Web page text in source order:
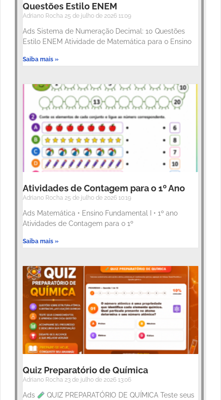
Questões Estilo ENEM
Adriano Rocha 25 de julho de 2026 11:09
Ads Sistema de Numeração Decimal: 10 Questões
Estilo ENEM Atividade de Matemática para o Ensino
Saiba mais »
Atividades de Contagem para o 1º Ano
Adriano Rocha 25 de julho de 2026 10:19
Ads Matemática • Ensino Fundamental I • 1º ano
Atividades de Contagem para o 1º
Saiba mais »
Quiz Preparatório de Química
Adriano Rocha 23 de julho de 2026 13:06
Ads
QUIZ PREPARATÓRIO DE QUÍMICA Teste seus